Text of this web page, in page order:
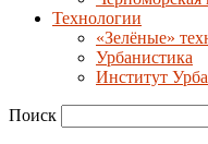
Технологии
«Зелёные»
Урбанистика
Институт
Поиск